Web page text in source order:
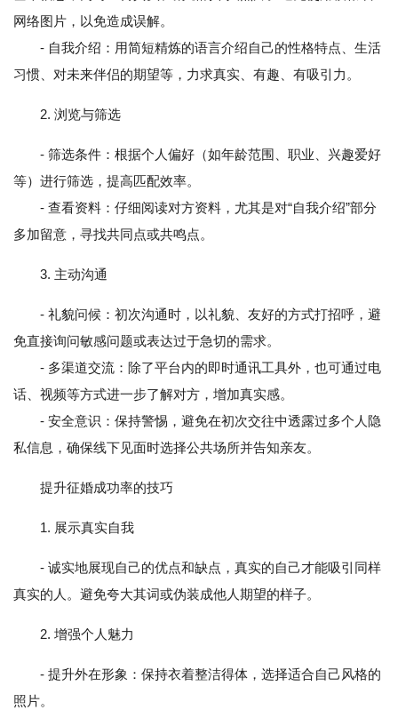
网络图片，以免造成误解。
- 自我介绍：用简短精炼的语言介绍自己的性格特点、生活
习惯、对未来伴侣的期望等，力求真实、有趣、有吸引力。
2. 浏览与筛选
- 筛选条件：根据个人偏好（如年龄范围、职业、兴趣爱好
等）进行筛选，提高匹配效率。
- 查看资料：仔细阅读对方资料，尤其是对“自我介绍”部分
多加留意，寻找共同点或共鸣点。
3. 主动沟通
- 礼貌问候：初次沟通时，以礼貌、友好的方式打招呼，避
免直接询问敏感问题或表达过于急切的需求。
- 多渠道交流：除了平台内的即时通讯工具外，也可通过电
话、视频等方式进一步了解对方，增加真实感。
- 安全意识：保持警惕，避免在初次交往中透露过多个人隐
私信息，确保线下见面时选择公共场所并告知亲友。
提升征婚成功率的技巧
1. 展示真实自我
- 诚实地展现自己的优点和缺点，真实的自己才能吸引同样
真实的人。避免夸大其词或伪装成他人期望的样子。
2. 增强个人魅力
- 提升外在形象：保持衣着整洁得体，选择适合自己风格的
照片。